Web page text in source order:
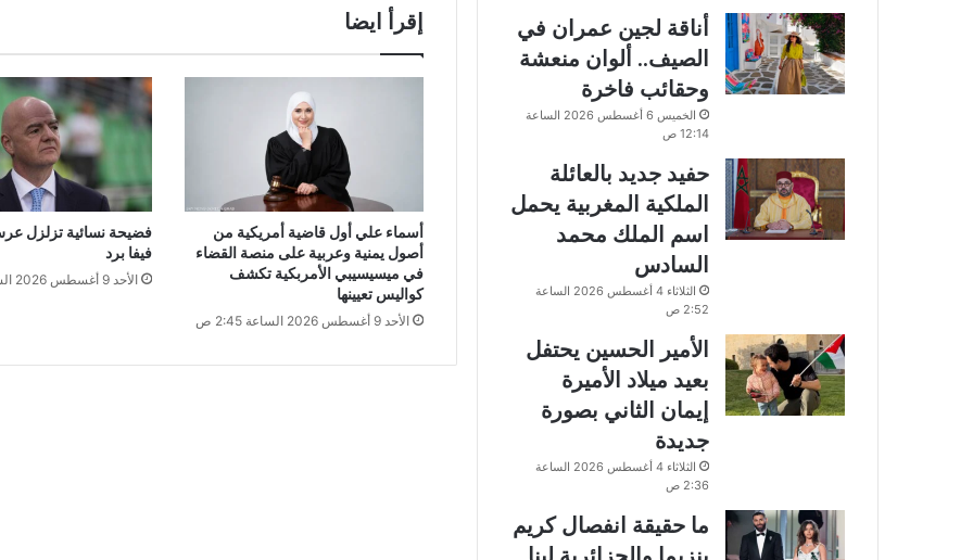
إقرأ ايضا
أسماء علي أول قاضية أمريكية من
أصول يمنية وعربية على منصة القضاء
في ميسيسيبي الأمربكية تكشف
كواليس تعيينها
الأحد 9 أغسطس 2026 الساعة 2:45 ص
فضيحة نسائية تزلزل عرش
فيفا برد
الأحد 9 أغسطس 2026 الساعة 1:31 ص
أناقة لجين عمران في
الصيف.. ألوان منعشة
وحقائب فاخرة
الخميس 6 أغسطس 2026 الساعة
12:14 ص
حفيد جديد بالعائلة
الملكية المغربية يحمل
اسم الملك محمد
السادس
الثلاثاء 4 أغسطس 2026 الساعة
2:52 ص
الأمير الحسين يحتفل
بعيد ميلاد الأميرة
إيمان الثاني بصورة
جديدة
الثلاثاء 4 أغسطس 2026 الساعة
2:36 ص
ما حقيقة انفصال كريم